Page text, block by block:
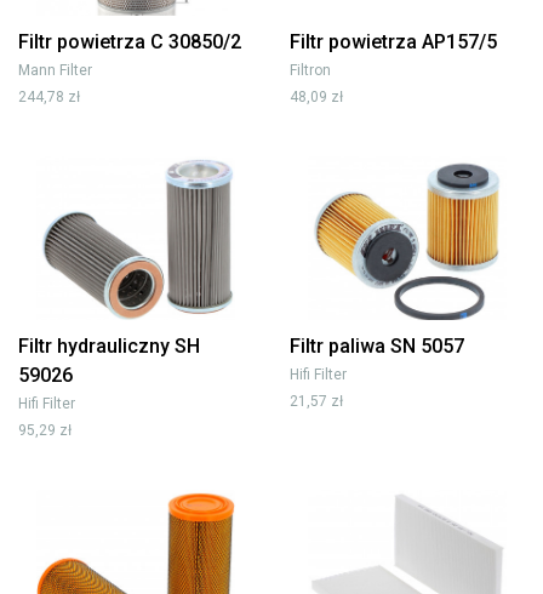
Filtr powietrza C 30850/2
Mann Filter
244,78 zł
Filtr powietrza AP157/5
Filtron
48,09 zł
Filtr hydrauliczny SH
59026
Hifi Filter
95,29 zł
Filtr paliwa SN 5057
Hifi Filter
21,57 zł